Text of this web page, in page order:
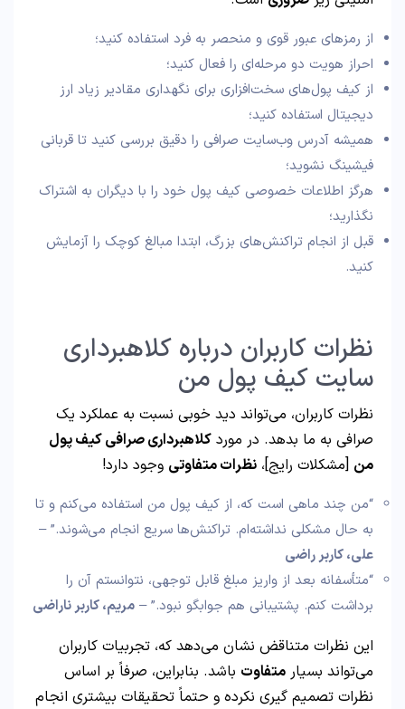
از رمزهای عبور قوی و منحصر به فرد استفاده کنید؛
احراز هویت دو مرحله‌ای را فعال کنید؛
از کیف پول‌های سخت‌افزاری برای نگهداری مقادیر زیاد ارز
دیجیتال استفاده کنید؛
همیشه آدرس وب‌سایت صرافی را دقیق بررسی کنید تا قربانی
فیشینگ نشوید؛
هرگز اطلاعات خصوصی کیف پول خود را با دیگران به اشتراک
نگذارید؛
قبل از انجام تراکنش‌های بزرگ، ابتدا مبالغ کوچک را آزمایش
کنید.
نظرات کاربران درباره کلاهبرداری
سایت کیف پول من
نظرات کاربران، می‌تواند دید خوبی نسبت به عملکرد یک
صرافی به ما بدهد. در مورد کلاهبرداری صرافی کیف پول
من [مشکلات رایج]، نظرات متفاوتی وجود دارد!
“من چند ماهی است که، از کیف پول من استفاده می‌کنم و تا
به حال مشکلی نداشته‌ام. تراکنش‌ها سریع انجام می‌شوند.” –
علی، کاربر راضی
“متأسفانه بعد از واریز مبلغ قابل توجهی، نتوانستم آن را
برداشت کنم. پشتیبانی هم جوابگو نبود.” – مریم، کاربر ناراضی
این نظرات متناقض نشان می‌دهد که، تجربیات کاربران
می‌تواند بسیار متفاوت باشد. بنابراین، صرفاً بر اساس
نظرات تصمیم‌ گیری نکرده و حتماً تحقیقات بیشتری انجام